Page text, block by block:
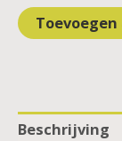
Beschrijving